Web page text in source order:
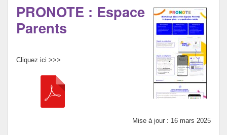
EDD
DISCIPLINES
PRONOTE : Espace
Parents
Cliquez ici >>>
Mise à jour : 16 mars 2025